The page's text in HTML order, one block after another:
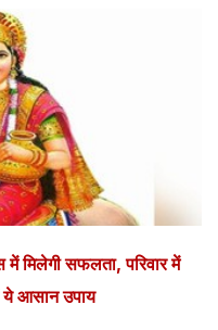
सफलता, परिवार में
ये आसान उपाय